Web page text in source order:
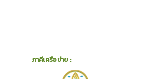
ภาคีเครือข่าย :